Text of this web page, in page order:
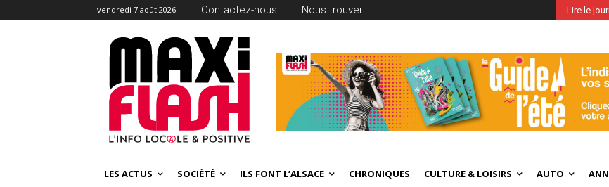
vendredi 7 août 2026 Contactez-nous Nous trouver Lire le
LES ACTUS SOCIÉTÉ ILS FONT L’ALSACE CHRONIQUES CULTURE & LOISIRS AUTO